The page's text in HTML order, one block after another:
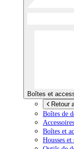
Boîtes et
Retour
Boîtes de
Boîtes et
Housses et